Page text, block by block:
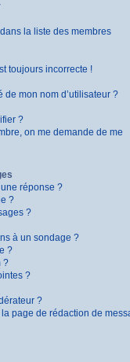
la liste des membres
toujours incorrecte !
mon nom d’utilisateur ?
?
on me demande de me
réponse ?
?
?
à un sondage ?
?
?
?
?
page de rédaction de